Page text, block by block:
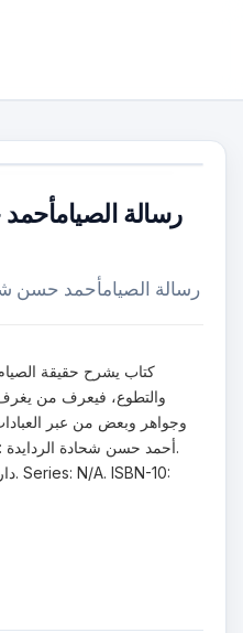
رسالة
رسالة الصيامأحمد حسن
كتاب يشرح حقيقة
والتطوع، فيعرف من
وجواهر وبعض من عبر